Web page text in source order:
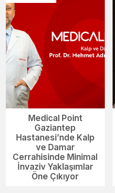
Medical Point
Gaziantep
Hastanesi’nde Kalp
ve Damar
Cerrahisinde Minimal
İnvaziv Yaklaşımlar
Öne Çıkıyor